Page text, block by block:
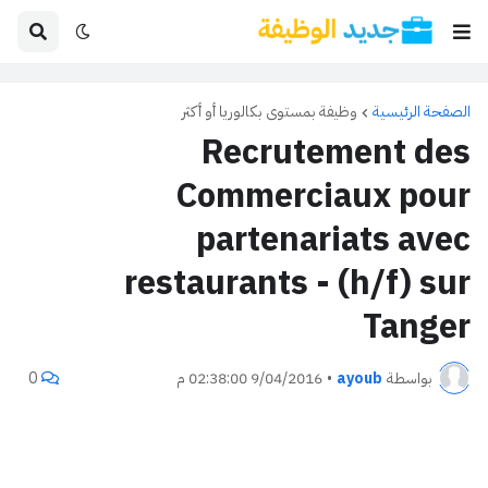
الصفحة الرئيسية وظيفة بمستوى بكالوريا أو أكثر
Recrutement des
Commerciaux pour
partenariats avec
restaurants - (h/f) sur
Tanger
بواسطة ayoub
• 9/04/2016 02:38:00 م 0